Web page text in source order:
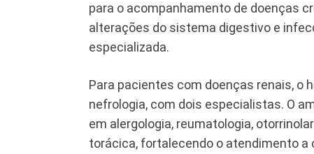
para o acompanhamento de doenças
alterações do sistema digestivo e
especializada.
Para pacientes com doenças renais, o
nefrologia, com dois especialistas. O
em alergologia, reumatologia,
torácica, fortalecendo o atendimento